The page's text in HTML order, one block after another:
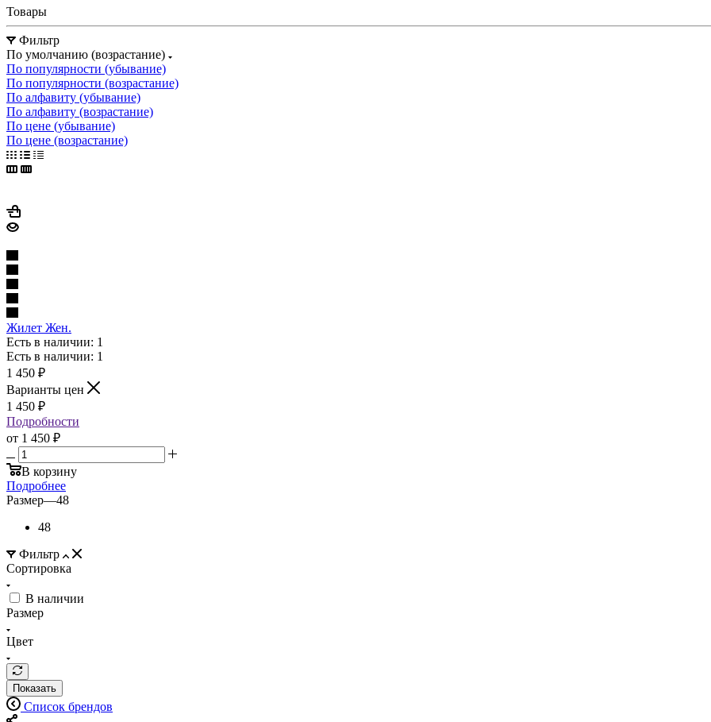
Товары
Фильтр
По умолчанию (возрастание)
По популярности (убывание)
По популярности (возрастание)
По алфавиту (убывание)
По алфавиту (возрастание)
По цене (убывание)
По цене (возрастание)
Жилет Жен.
Есть в наличии: 1
Есть в наличии: 1
1 450 ₽
Варианты цен
1 450 ₽
Подробности
от 1 450 ₽
В корзину
Подробнее
Размер—48
48
Фильтр
Сортировка
В наличии
Размер
Цвет
Показать
Список брендов